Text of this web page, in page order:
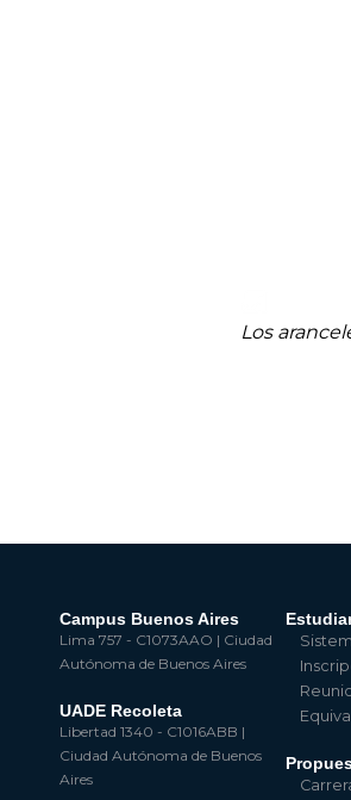
Los
Campus Buenos Aires
Lima 757 - C1073AAO | Ciudad
Autónoma de Buenos Aires
UADE Recoleta
Libertad 1340 - C1016ABB |
Ciudad Autónoma de Buenos
Aires